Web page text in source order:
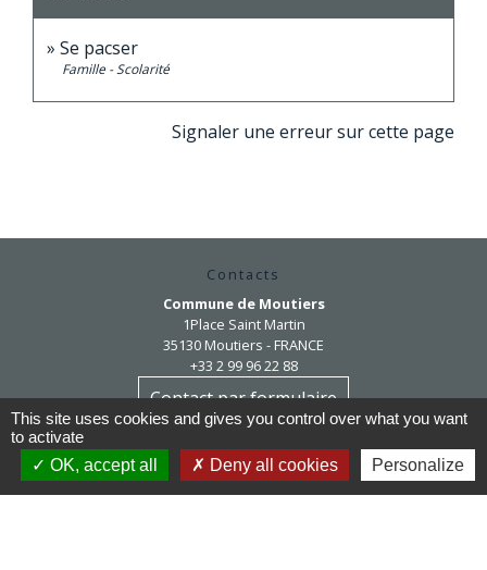
Se pacser
Famille - Scolarité
Signaler une erreur sur cette page
Contacts
Commune de Moutiers
1Place Saint Martin
35130 Moutiers - FRANCE
+33 2 99 96 22 88
Contact par formulaire
Horaires d'ouverture
Mardi au vendredi : 9h / 12h30
Après-midi et samedi matin sur rendez-vous
This site uses cookies and gives you control over what you want
to activate
OK, accept all
Deny all cookies Personalize